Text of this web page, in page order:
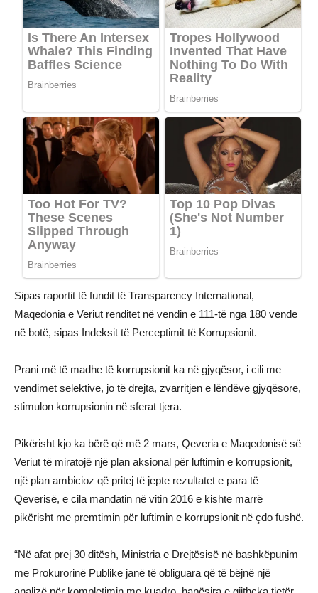
Sipas raportit të fundit të Transparency International,
Maqedonia e Veriut renditet në vendin e 111-të nga 180 vende
në botë, sipas Indeksit të Perceptimit të Korrupsionit.
Prani më të madhe të korrupsionit ka në gjyqësor, i cili me
vendimet selektive, jo të drejta, zvarritjen e lëndëve gjyqësore,
stimulon korrupsionin në sferat tjera.
Pikërisht kjo ka bërë që më 2 mars, Qeveria e Maqedonisë së
Veriut të miratojë një plan aksional për luftimin e korrupsionit,
një plan ambicioz që pritej të jepte rezultatet e para të
Qeverisë, e cila mandatin në vitin 2016 e kishte marrë
pikërisht me premtimin për luftimin e korrupsionit në çdo fushë.
“Në afat prej 30 ditësh, Ministria e Drejtësisë në bashkëpunim
me Prokurorinë Publike janë të obliguara që të bëjnë një